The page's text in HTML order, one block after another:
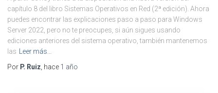
capítulo 8 del libro Sistemas Operativos en Red (2ª edición). Ahora
puedes encontrar las explicaciones paso a paso para Windows
Server 2022, pero no te preocupes, si aún sigues usando
ediciones anteriores del sistema operativo, también mantenemos
las Leer más…
Por P. Ruiz , hace 1 año